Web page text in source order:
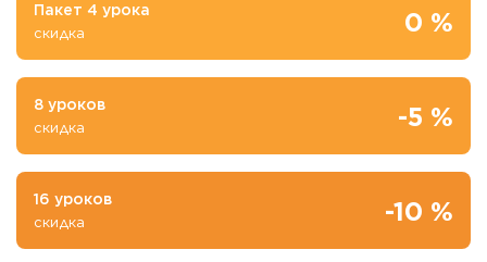
Пакет 4 урока
скидка 0 %
8 уроков
скидка -5 %
16 уроков
скидка -10 %